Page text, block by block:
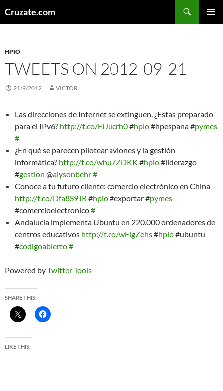
toCruzate.com
HPIO
TWEETS ON 2012-09-21
21/9/2012 VICTOR
Las direcciones de Internet se extinguen. ¿Estas preparado
para el IPv6? http://t.co/FJJucrh0#hpio#hpespana #pymes
#
¿En qué se parecen pilotear aviones y la gestión
informática? http://t.co/whu7ZDKK #hpio#liderazgo
#gestion @alysonbehr#
Conoce a tu futuro cliente: comercio electrónico en China
http://t.co/Dfa8S9JR #hpio#exportar #pymes
#comercioelectronico#
Andalucía implementa Ubuntu en 220.000 ordenadores de
centros educativos http://t.co/wFigZehs#hpio#ubuntu
#codigoabierto#
Powered byTwitter Tools
SHARE THIS:
LIKE THIS: